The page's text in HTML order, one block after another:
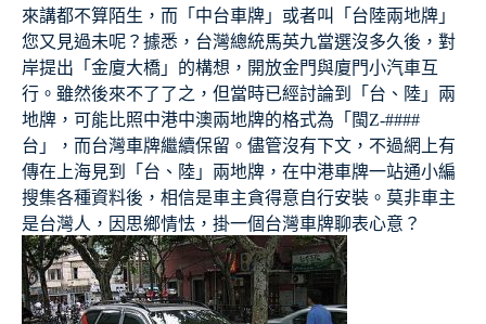
來講都不算陌生，而「中台車牌」或者叫「台陸兩地牌」
您又見過未呢？據悉，台灣總統馬英九當選沒多久後，對
岸提出「金廈大橋」的構想，開放金門與廈門小汽車互
行。雖然後來不了了之，但當時已經討論到「台、陸」兩
地牌，可能比照中港中澳兩地牌的格式為「閩Z-####
台」，而台灣車牌繼續保留。儘管沒有下文，不過網上有
傳在上海見到「台、陸」兩地牌，在中港車牌一站通小編
搜集各種資料後，相信是車主貪得意自行安裝。莫非車主
是台灣人，因思鄉情怯，掛一個台灣車牌聊表心意？